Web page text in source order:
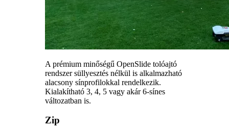
A prémium minőségű OpenSlide tolóajtó
rendszer süllyesztés nélkül is alkalmazható
alacsony sínprofilokkal rendelkezik.
Kialakítható 3, 4, 5 vagy akár 6-sínes
változatban is.
Zip